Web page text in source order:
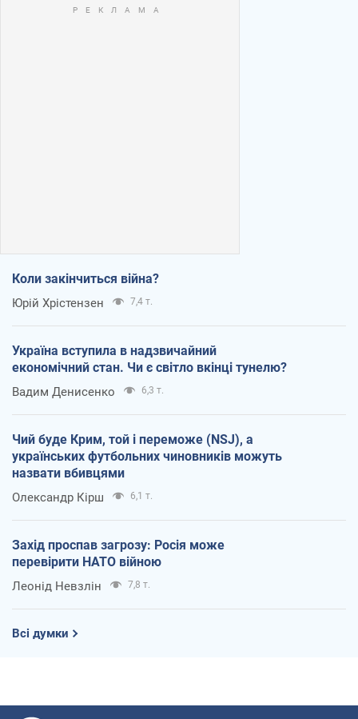
Коли закінчиться війна?
Юрій Хрістензен 7,4 т.
Україна вступила в надзвичайний
економічний стан. Чи є світло вкінці тунелю?
Вадим Денисенко 6,3 т.
Чий буде Крим, той і переможе (NSJ), а
українських футбольних чиновників можуть
назвати вбивцями
Олександр Кірш 6,1 т.
Захід проспав загрозу: Росія може
перевірити НАТО війною
Леонід Невзлін 7,8 т.
Всі думки